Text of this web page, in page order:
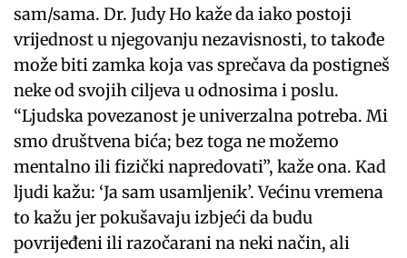
sam/sama. Dr. Judy Ho kaže da iako postoji
vrijednost u njegovanju nezavisnosti, to takođe
može biti zamka koja vas sprečava da postigneš
neke od svojih ciljeva u odnosima i poslu.
“Ljudska povezanost je univerzalna potreba. Mi
smo društvena bića; bez toga ne možemo
mentalno ili fizički napredovati”, kaže ona. Kad
ljudi kažu: ‘Ja sam usamljenik’. Većinu vremena
to kažu jer pokušavaju izbjeći da budu
povrijeđeni ili razočarani na neki način, ali